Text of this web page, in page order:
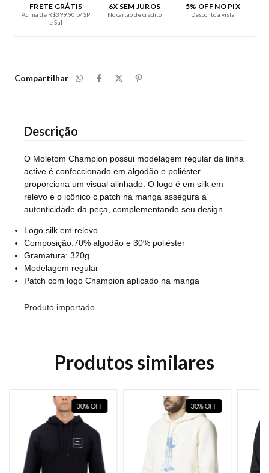
FRETE GRÁTIS
Acima de R$399,90 p/ SP
e Sul
6X SEM JUROS
No cartão de crédito
5% OFF NO PIX
Desconto à vista
Compartilhar
Descrição
O Moletom Champion possui modelagem regular da linha
active é confeccionado em algodão e poliéster
proporciona um visual alinhado. O logo é em silk em
relevo e o icônico c patch na manga assegura a
autenticidade da peça, complementando seu design.
Logo silk em relevo
Composição:70% algodão e 30% poliéster
Gramatura: 320g
Modelagem regular
Patch com logo Champion aplicado na manga
Produto importado.
Produtos similares
30%OFF 30%OFF